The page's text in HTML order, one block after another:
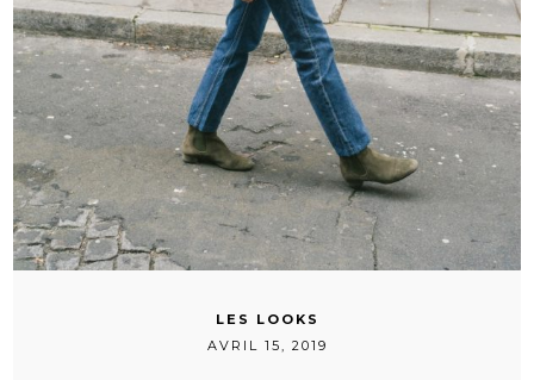
LES LOOKS
AVRIL 15, 2019